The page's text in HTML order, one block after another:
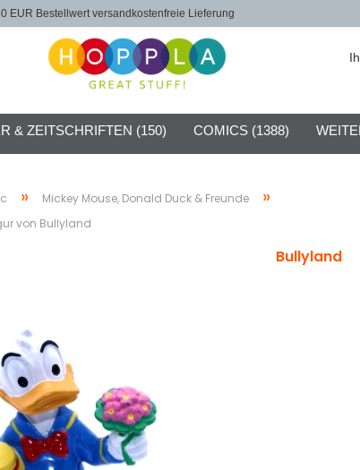
EUR Bestellwert versandkostenfreie Lieferung
& ZEITSCHRIFTEN (150) COMICS (1388)
» Mickey Mouse, Donald Duck & Freunde »
von Bullyland
Bullyland